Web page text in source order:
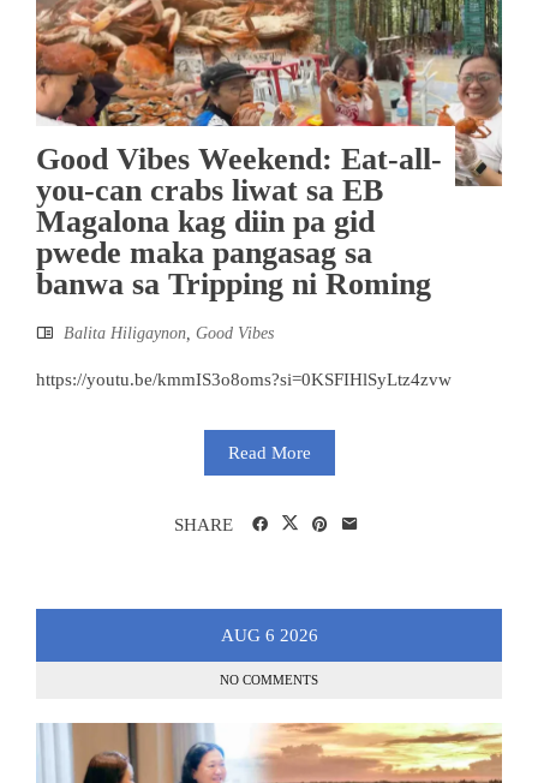
Good Vibes Weekend: Eat-all-
you-can crabs liwat sa EB
Magalona kag diin pa gid
pwede maka pangasag sa
banwa sa Tripping ni Roming
Balita Hiligaynon Good Vibes
https://youtu.be/kmmIS3o8oms?si=0KSFIHlSyLtz4zvw
Read More
SHARE
AUG 6 2026
NO COMMENTS